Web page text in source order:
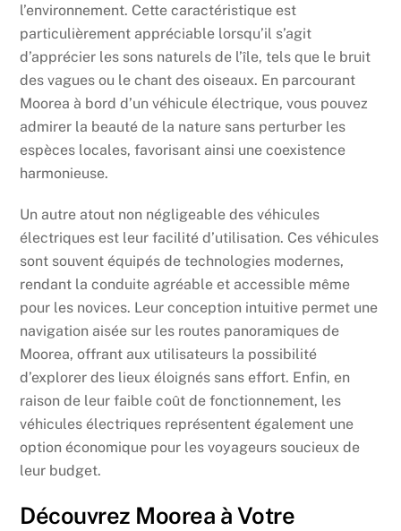
l’environnement. Cette caractéristique est
particulièrement appréciable lorsqu’il s’agit
d’apprécier les sons naturels de l’île, tels que le bruit
des vagues ou le chant des oiseaux. En parcourant
Moorea à bord d’un véhicule électrique, vous pouvez
admirer la beauté de la nature sans perturber les
espèces locales, favorisant ainsi une coexistence
harmonieuse.
Un autre atout non négligeable des véhicules
électriques est leur facilité d’utilisation. Ces véhicules
sont souvent équipés de technologies modernes,
rendant la conduite agréable et accessible même
pour les novices. Leur conception intuitive permet une
navigation aisée sur les routes panoramiques de
Moorea, offrant aux utilisateurs la possibilité
d’explorer des lieux éloignés sans effort. Enfin, en
raison de leur faible coût de fonctionnement, les
véhicules électriques représentent également une
option économique pour les voyageurs soucieux de
leur budget.
Découvrez Moorea à Votre